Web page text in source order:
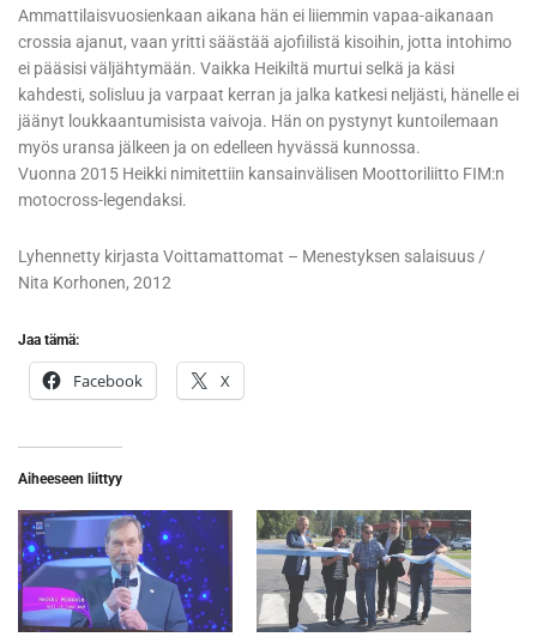
Ammattilaisvuosienkaan aikana hän ei liiemmin vapaa-aikanaan
crossia ajanut, vaan yritti säästää ajofiilistä kisoihin, jotta intohimo
ei pääsisi väljähtymään. Vaikka Heikiltä murtui selkä ja käsi
kahdesti, solisluu ja varpaat kerran ja jalka katkesi neljästi, hänelle ei
jäänyt loukkaantumisista vaivoja. Hän on pystynyt kuntoilemaan
myös uransa jälkeen ja on edelleen hyvässä kunnossa.
Vuonna 2015 Heikki nimitettiin kansainvälisen Moottoriliitto FIM:n
motocross-legendaksi.
Lyhennetty kirjasta Voittamattomat – Menestyksen salaisuus /
Nita Korhonen, 2012
Jaa tämä:
Facebook X
Aiheeseen liittyy